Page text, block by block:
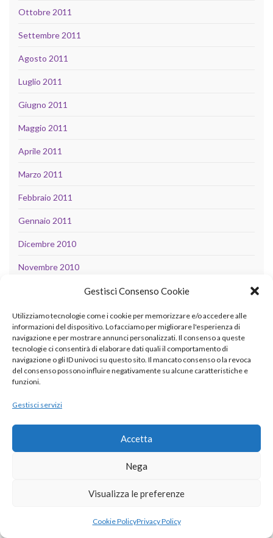
Gestisci Consenso Cookie
Utilizziamo tecnologie come i cookie per memorizzare e/o accedere alle
informazioni del dispositivo. Lo facciamo per migliorare l'esperienza di
navigazione e per mostrare annunci personalizzati. Il consenso a queste
tecnologie ci consentirà di elaborare dati quali il comportamento di
navigazione o gli ID univoci su questo sito. Il mancato consenso o la revoca
del consenso possono influire negativamente su alcune caratteristiche e
funzioni.
Gestisci servizi
Accetta
Nega
Visualizza le preferenze
Cookie PolicyPrivacy Policy
Ottobre 2011
Settembre 2011
Agosto 2011
Luglio 2011
Giugno 2011
Maggio 2011
Aprile 2011
Marzo 2011
Febbraio 2011
Gennaio 2011
Dicembre 2010
Novembre 2010
CATEGORIE
AI
ambiente
applicazioni cliniche
attualità
covid19